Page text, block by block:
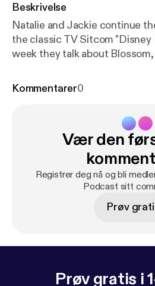
Beskrivelse
Natalie and Jackie continue
the classic TV Sitcom "Disney
week they talk about
good. (Sorry Blossom fans). Follow us on Instagram:
Kommentarer0
Vær den
Registrer deg nå og bli
Podcast sitt
Prøv
Prøv gratis i